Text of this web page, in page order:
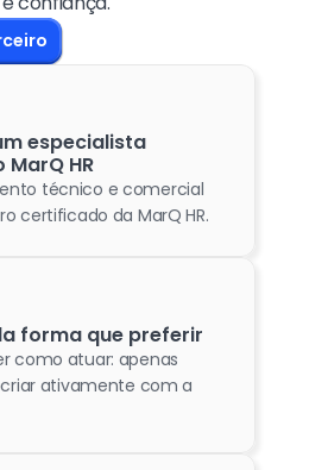
especialista
HR
técnico e comercial
certificado da MarQ HR.
forma que preferir
como atuar: apenas
ativamente com a